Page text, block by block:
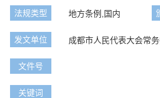
法规类型 地方条例,国内
发文单位 成都市人民代表大会常
文件号
关键词